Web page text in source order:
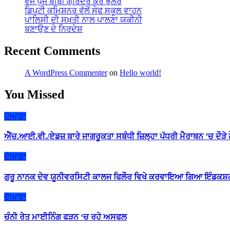
ਡਿਪਟੀ ਕਮਿਸ਼ਨਰ ਵੱਲੋਂ ਸੇਫ ਸਕੂਲ ਵਾਹਨ
ਪਾਲਿਸੀ ਦੀ ਸਖ਼ਤੀ ਨਾਲ ਪਾਲਣਾ ਯਕੀਨੀ
ਬਣਾਉਣ ਦੇ ਨਿਰਦੇਸ਼
Recent Comments
A WordPress Commenteron Hello world!
You Missed
ਦੋਆਬਾ
ਐੱਚ.ਆਈ.ਵੀ./ਏਡਜ਼ ਬਾਰੇ ਜਾਗਰੂਕਤਾ ਸਬੰਧੀ ਜ਼ਿਲ੍ਹਾ ਪੱਧਰੀ ਮੈਰਾਥਨ ’ਚ ਦੌੜੇ
ਦੋਆਬਾ
ਗੁਰੂ ਨਾਨਕ ਦੇਵ ਯੂਨੀਵਰਸਿਟੀ ਕਾਲਜ ਫਿਲੌਰ ਵਿਖੇ ਕਰਵਾਇਆ ਗਿਆ
ਦੋਆਬਾ
ਚੰਨੀ ਰੇਤ ਮਾਈਨਿੰਗ ਫੜਨ ‘ਚ ਰਹੇ ਅਸਫਲ